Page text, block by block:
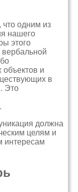
одним из
нашего
этого
и
в
Это
должна
целям и
интересам